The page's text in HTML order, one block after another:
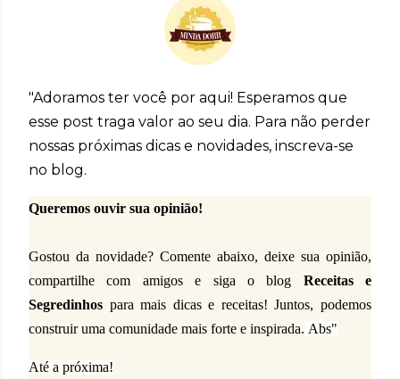
"Adoramos ter você por aqui! Esperamos que
esse post traga valor ao seu dia. Para não perder
nossas próximas dicas e novidades, inscreva-se
no blog.
Queremos ouvir sua opinião!
Gostou da novidade? Comente abaixo, deixe sua opinião,
compartilhe com amigos e siga o blog Receitas e
Segredinhos para mais dicas e receitas!Juntos, podemos
construir uma comunidade mais forte e inspirada. Abs"
Até a próxima!